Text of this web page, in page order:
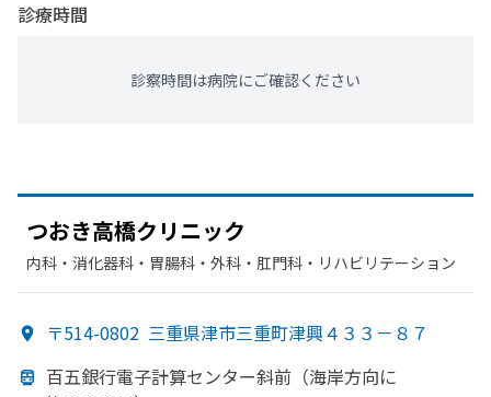
診療時間
診察時間は病院にご確認ください
つおき高橋クリニック
内科・​消化器科・​胃腸科・​外科・​肛門科・​リハビリテーション
〒514-0802 三重県津市三重町津興４３３－８７
百五銀行電子計算センター斜前 （海岸方向に